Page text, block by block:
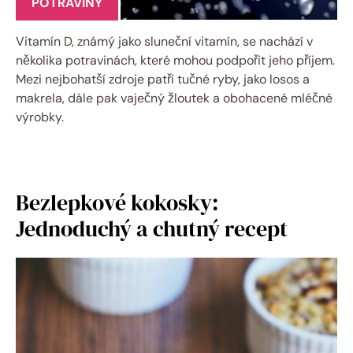
Vitamín D, známý jako sluneční vitamín, se nachází v
několika potravinách, které mohou podpořit jeho příjem.
Mezi nejbohatší zdroje patří tučné ryby, jako losos a
makrela, dále pak vaječný žloutek a obohacené mléčné
výrobky.
Bezlepkové kokosky:
Jednoduchý a chutný recept